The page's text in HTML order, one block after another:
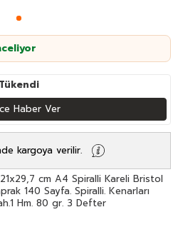
Tükendi
Haber Ver
kargoya verilir.
cm A4 Spiralli Kareli Bristol
140 Sayfa. Spiralli. Kenarları
Hm. 80 gr. 3 Defter